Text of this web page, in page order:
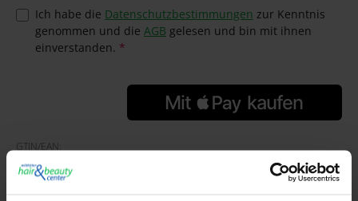
Ich habe die Datenschutzbestimmungen zur Kenntnis
genommen und die AGB gelesen und bin mit ihnen
einverstanden. *
GTIN/EAN:
4305162211018
Hersteller: